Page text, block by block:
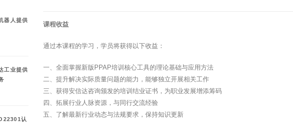
课程收益
通过本课程的学习，学员将获得以下收益：
一、全面掌握新版PPAP培训核心工具的理论基础与应用方法
二、提升解决实际质量问题的能力，能够独立开展相关工作
三、获得安信达咨询颁发的培训结业证书，为职业发展增添筹码
四、拓展行业人脉资源，与同行交流经验
五、了解最新行业动态与法规要求，保持知识更新
器人提供
工业提供
认